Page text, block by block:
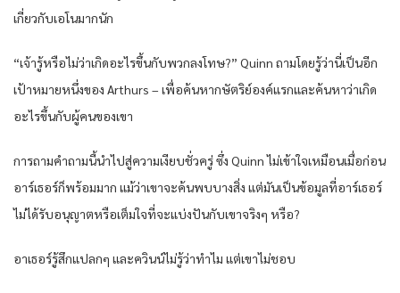
เกี่ยวกับเอโนมากนัก
“เจ้ารู้หรือไม่ว่าเกิดอะไรขึ้นกับพวกลงโทษ?” Quinn ถามโดยรู้ว่านี่เป็นอีก
เป้าหมายหนึ่งของ Arthurs – เพื่อค้นหากษัตริย์องค์แรกและค้นหาว่าเกิด
อะไรขึ้นกับผู้คนของเขา
การถามคำถามนี้นำไปสู่ความเงียบชั่วครู่ ซึ่ง Quinn ไม่เข้าใจเหมือนเมื่อก่อน
อาร์เธอร์ก็พร้อมมาก แม้ว่าเขาจะค้นพบบางสิ่ง แต่มันเป็นข้อมูลที่อาร์เธอร์
ไม่ได้รับอนุญาตหรือเต็มใจที่จะแบ่งปันกับเขาจริงๆ หรือ?
อาเธอร์รู้สึกแปลกๆ และควินน์ไม่รู้ว่าทำไม แต่เขาไม่ชอบ